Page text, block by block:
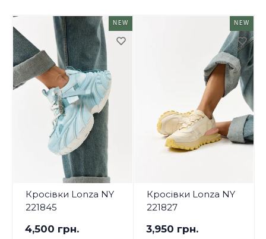
NEW
Кросівки Lonza NY
221845
4,500 грн.
NEW
Кросівки Lonza NY
221827
3,950 грн.